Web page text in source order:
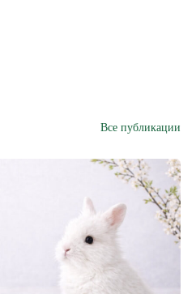
Все публикации